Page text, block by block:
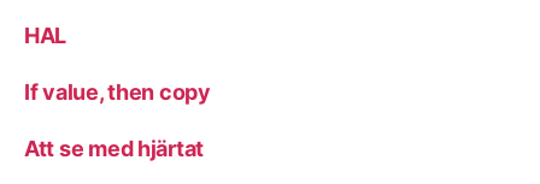
HAL
If value, then copy
Att se med hjärtat